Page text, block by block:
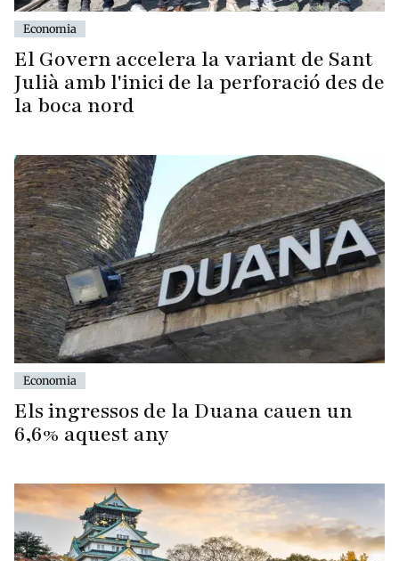
Economia
El Govern accelera la variant de Sant
Julià amb l'inici de la perforació des de
la boca nord
Economia
Els ingressos de la Duana cauen un
6,6% aquest any